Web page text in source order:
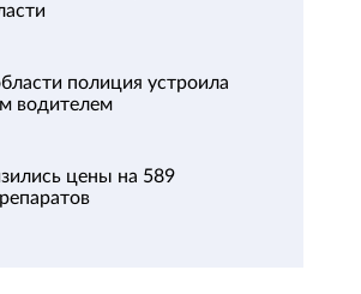
полиция устроила
водителем
цены на 589